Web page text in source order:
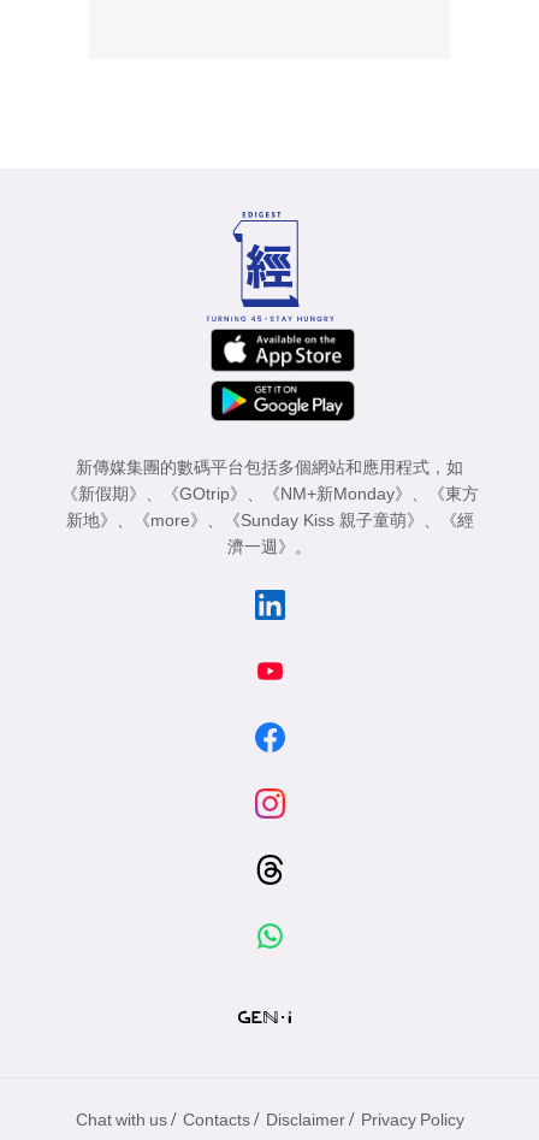
新傳媒集團的數碼平台包括多個網站和應用程式，如
《新假期》
《GOtrip》 《NM+新Monday》
《東方
新地》
《more》 《Sunday Kiss 親子童萌》
《經
濟一週》
。
Chat with us / Contacts / Disclaimer / Privacy Policy